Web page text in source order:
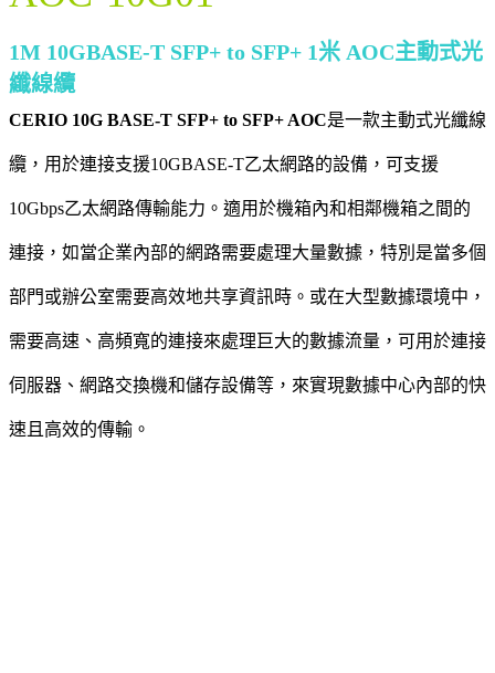
1M 10GBASE-T SFP+ to SFP+ 1米 AOC主動式光
纖線纜
CERIO 10G BASE-T SFP+ to SFP+ AOC是一款主動式光纖線
纜，用於連接支援10GBASE-T乙太網路的設備，可支援
10Gbps乙太網路傳輸能力。適用於機箱內和相鄰機箱之間的
連接，如當企業內部的網路需要處理大量數據，特別是當多個
部門或辦公室需要高效地共享資訊時。或在大型數據環境中，
需要高速、高頻寬的連接來處理巨大的數據流量，可用於連接
伺服器、網路交換機和儲存設備等，來實現數據中心內部的快
速且高效的傳輸。